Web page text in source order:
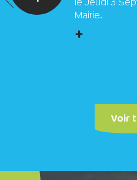
le Jeudi 3
Mairie.
+
Voir